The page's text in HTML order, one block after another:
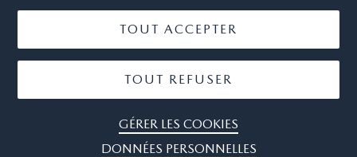
TOUT ACCEPTER
TOUT REFUSER
GÉRER LES COOKIES
DONNÉES PERSONNELLES